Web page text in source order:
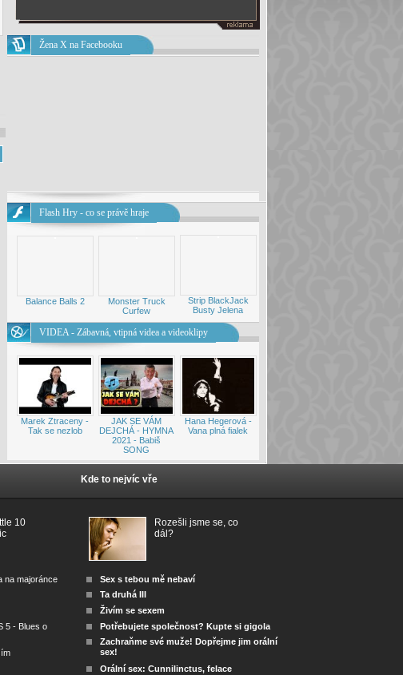
Žena X na Facebooku
Flash Hry - co se právě hraje
Strip BlackJack
Busty Jelena
Monster Truck
Curfew
Balance Balls 2
VIDEA - Zábavná, vtipná videa a videoklipy
Hana Hegerová -
Vana plná fialek
JAK SE VÁM
DEJCHÁ - HYMNA
2021 - Babiš
SONG
Marek Ztraceny -
Tak se nezlob
10
na majoránce
5 - Blues o
Kde to nejvíc vře
Rozešli jsme se, co
dál?
Sex s tebou mě nebaví
Ta druhá III
Živím se sexem
Potřebujete společnost? Kupte si gigola
Zachraňme své muže! Dopřejme jim orální
sex!
Orální sex: Cunnilinctus, felace